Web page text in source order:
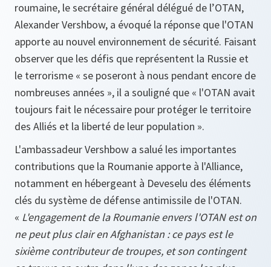
roumaine, le secrétaire général délégué de l’OTAN,
Alexander Vershbow, a évoqué la réponse que l'OTAN
apporte au nouvel environnement de sécurité. Faisant
observer que les défis que représentent la Russie et
le terrorisme « se poseront à nous pendant encore de
nombreuses années », il a souligné que « l'OTAN avait
toujours fait le nécessaire pour protéger le territoire
des Alliés et la liberté de leur population ».
L'ambassadeur Vershbow a salué les importantes
contributions que la Roumanie apporte à l'Alliance,
notamment en hébergeant à Deveselu des éléments
clés du système de défense antimissile de l'OTAN.
« L'engagement de la Roumanie envers l'OTAN est on
ne peut plus clair en Afghanistan : ce pays est le
sixième contributeur de troupes, et son contingent